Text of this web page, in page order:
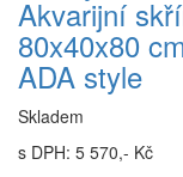
Akvarijní
80x40x80
ADA style
Skladem
s DPH: 5 570,- Kč